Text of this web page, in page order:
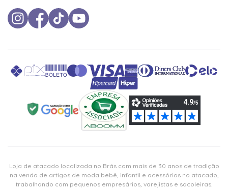
Loja de atacado localizada no Brás com mais de 30 anos de tradição
na venda de artigos de moda bebê, infantil e acessórios no atacado,
trabalhando com pequenos empresários, varejistas e sacoleiras.